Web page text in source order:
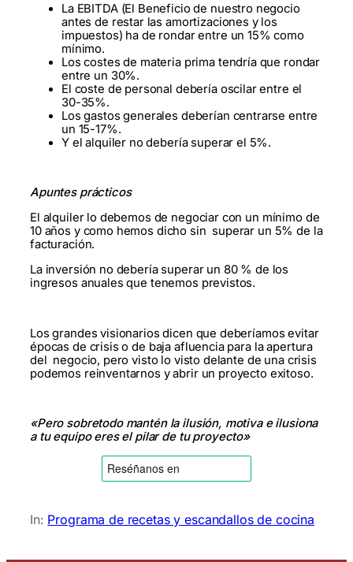
La EBITDA (El Beneficio de nuestro negocio
antes de restar las amortizaciones y los
impuestos) ha de rondar entre un 15% como
mínimo.
Los costes de materia prima tendría que rondar
entre un 30%.
El coste de personal debería oscilar entre el
30-35%.
Los gastos generales deberían centrarse entre
un 15-17%.
Y el alquiler no debería superar el 5%.
Apuntes prácticos
El alquiler lo debemos de negociar con un mínimo de
10 años y como hemos dicho sin superar un 5% de la
facturación.
La inversión no debería superar un 80 % de los
ingresos anuales que tenemos previstos.
Los grandes visionarios dicen que deberíamos evitar
épocas de crisis o de baja afluencia para la apertura
del negocio, pero visto lo visto delante de una crisis
podemos reinventarnos y abrir un proyecto exitoso.
«Pero sobretodo mantén la ilusión, motiva e ilusiona
a tu equipoeres el pilar de tu proyecto»
In: Programa de recetas y escandallos de cocina